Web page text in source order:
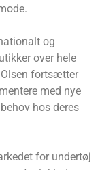
og
over hele
Olsen fortsætter
med nye
hos deres
for undertøj